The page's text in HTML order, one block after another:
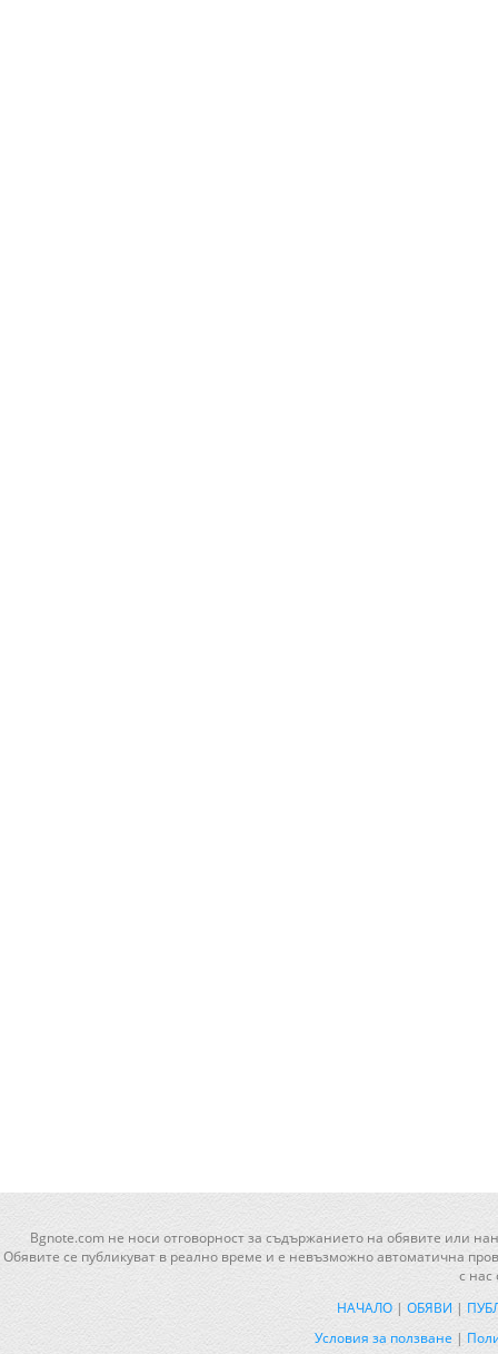
Bgnote.com не носи отговорност за съдържанието на обявите или
Обявите се публикуват в реално време и е невъзможно автоматична
с нас
НАЧАЛО | ОБЯВИ |
Условия за ползване |